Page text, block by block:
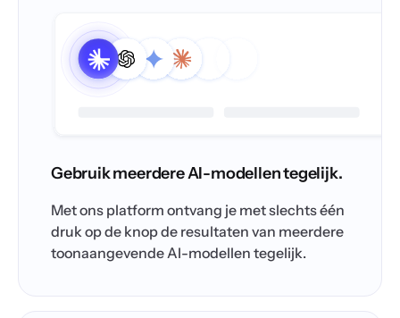
Gebruik meerdere AI-modellen tegelijk.
Met ons platform ontvang je met slechts één
druk op de knop de resultaten van meerdere
toonaangevende AI-modellen tegelijk.